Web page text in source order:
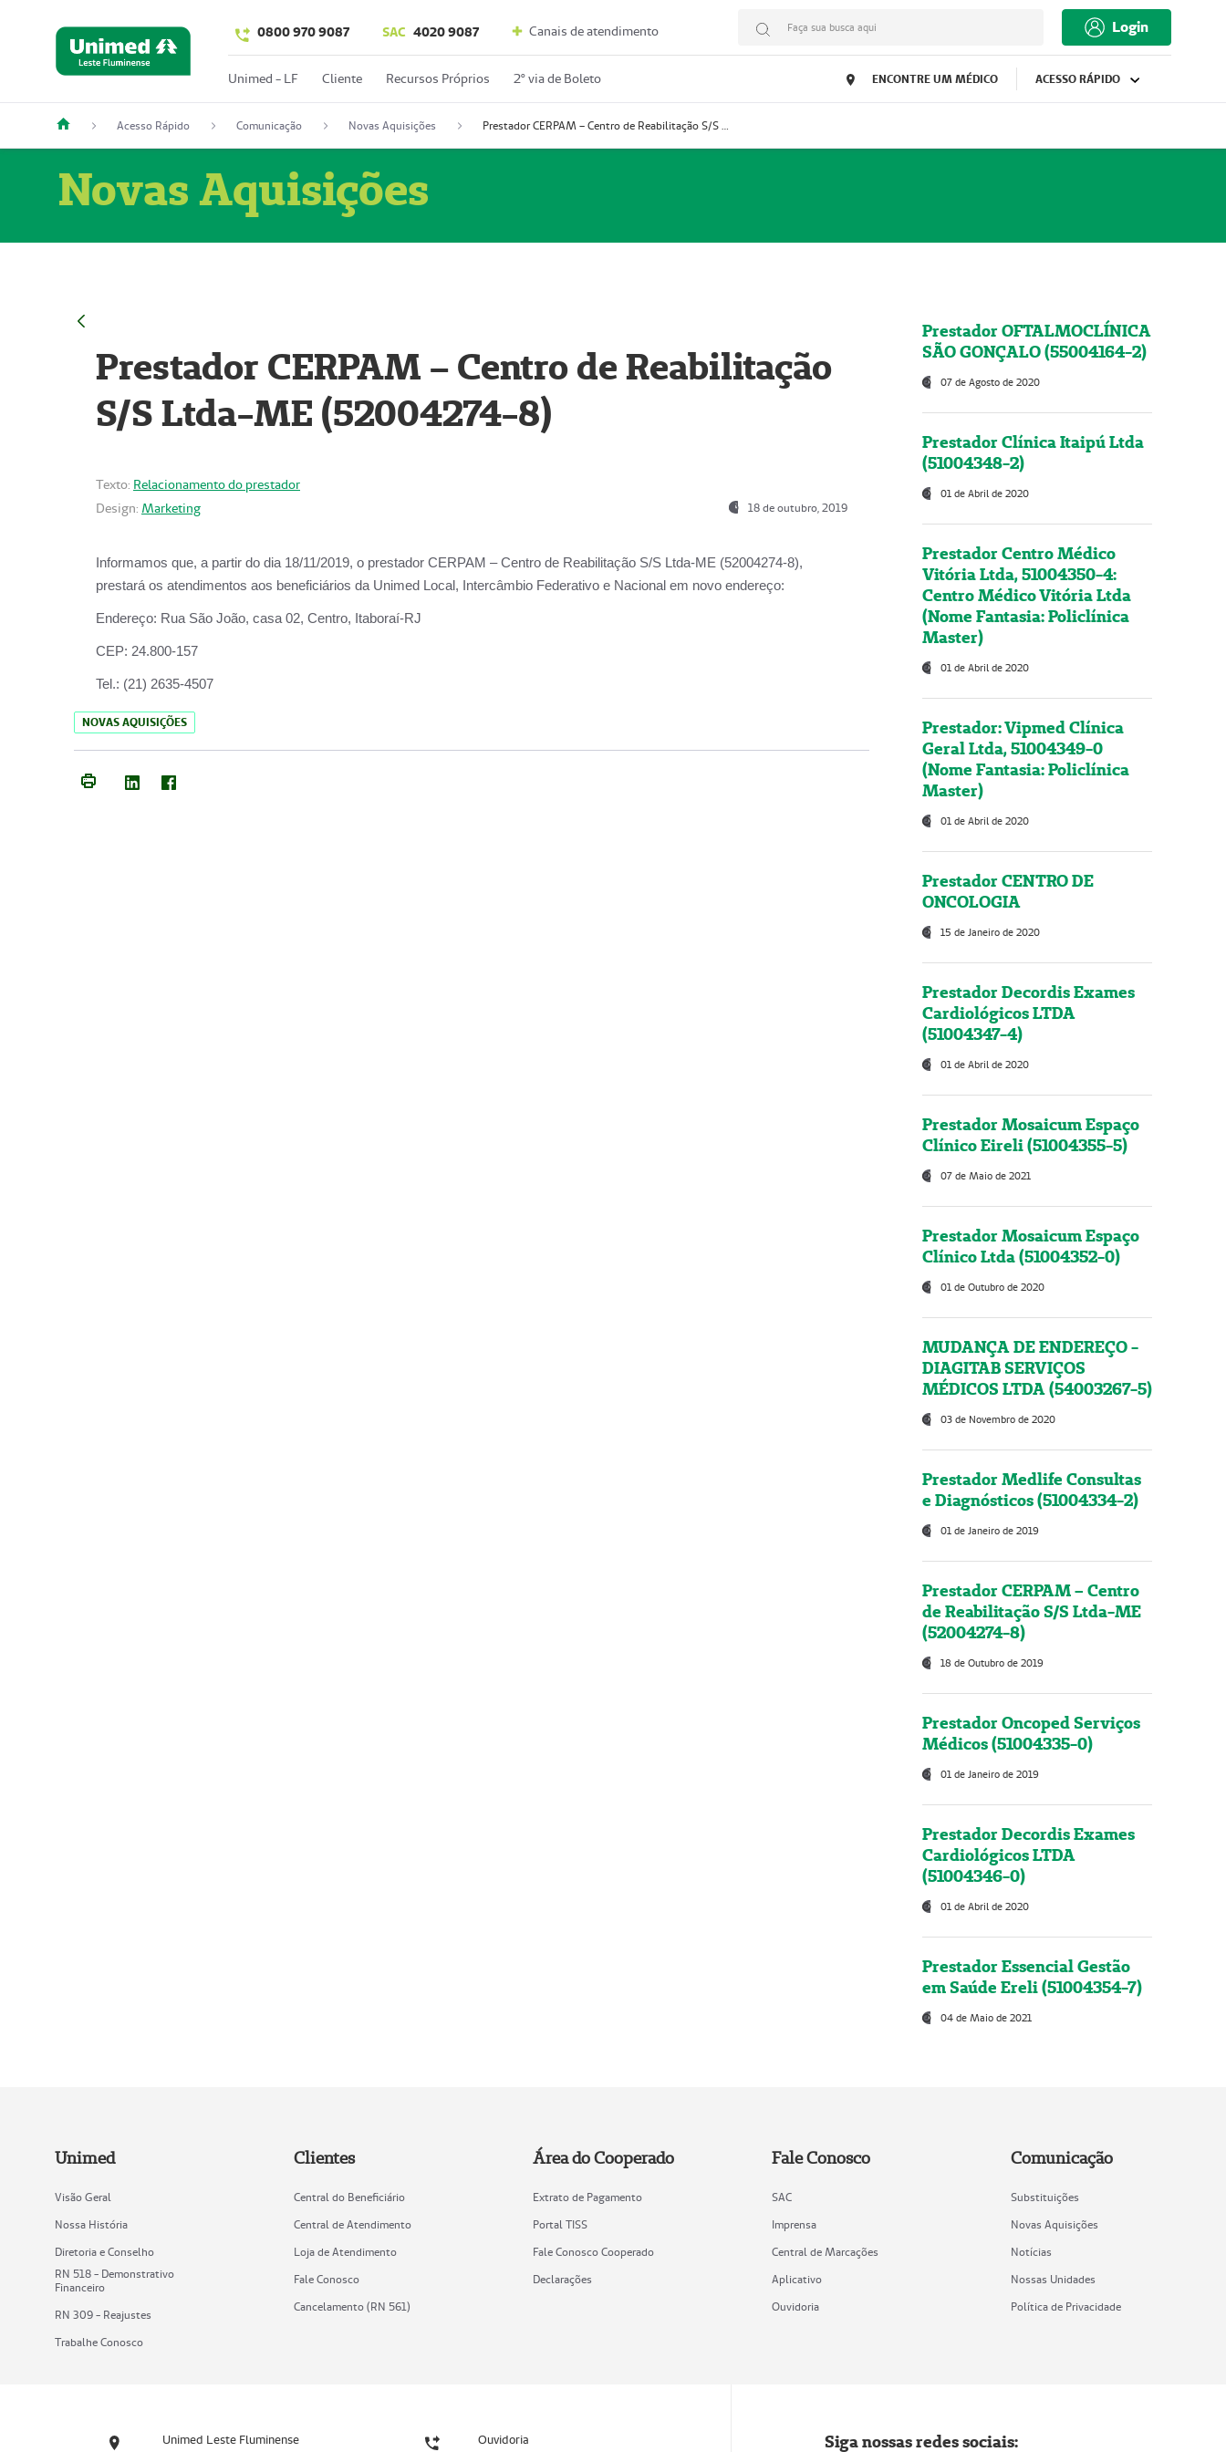
0800 970 9087 SAC 4020 9087 Canais de atendimento Faça sua busca aqui Login
Unimed - LF Cliente Recursos Próprios 2º via de Boleto ENCONTRE UM MÉDICO ACESSO RÁPIDO
Acesso Rápido Comunicação Novas Aquisições Prestador CERPAM – Centro de Reabilitação S/S Ltda-ME (52004274-8)
Novas Aquisições
Prestador CERPAM – Centro de Reabilitação
S/S Ltda-ME (52004274-8)
Texto: Relacionamento do prestador
Design: Marketing 18 de outubro, 2019
Informamos que, a partir do dia 18/11/2019, o prestador CERPAM – Centro de Reabilitação S/S Ltda-ME (52004274-8),
prestará os atendimentos aos beneficiários da Unimed Local, Intercâmbio Federativo e Nacional em novo endereço:
Endereço: Rua São João, casa 02, Centro, Itaboraí-RJ
CEP: 24.800-157
Tel.: (21) 2635-4507
NOVAS AQUISIÇÕES
Prestador OFTALMOCLÍNICA
SÃO GONÇALO (55004164-2)
07 de Agosto de 2020
Prestador Clínica Itaipú Ltda
(51004348-2)
01 de Abril de 2020
Prestador Centro Médico
Vitória Ltda, 51004350-4:
Centro Médico Vitória Ltda
(Nome Fantasia: Policlínica
Master)
01 de Abril de 2020
Prestador: Vipmed Clínica
Geral Ltda, 51004349-0
(Nome Fantasia: Policlínica
Master)
01 de Abril de 2020
Prestador CENTRO DE
ONCOLOGIA
15 de Janeiro de 2020
Prestador Decordis Exames
Cardiológicos LTDA
(51004347-4)
01 de Abril de 2020
Prestador Mosaicum Espaço
Clínico Eireli (51004355-5)
07 de Maio de 2021
Prestador Mosaicum Espaço
Clínico Ltda (51004352-0)
01 de Outubro de 2020
MUDANÇA DE ENDEREÇO -
DIAGITAB SERVIÇOS
MÉDICOS LTDA (54003267-5)
03 de Novembro de 2020
Prestador Medlife Consultas
e Diagnósticos (51004334-2)
01 de Janeiro de 2019
Prestador CERPAM – Centro
de Reabilitação S/S Ltda-ME
(52004274-8)
18 de Outubro de 2019
Prestador Oncoped Serviços
Médicos (51004335-0)
01 de Janeiro de 2019
Prestador Decordis Exames
Cardiológicos LTDA
(51004346-0)
01 de Abril de 2020
Prestador Essencial Gestão
em Saúde Ereli (51004354-7)
04 de Maio de 2021
Unimed
Visão Geral
Nossa História
Diretoria e Conselho
RN 518 - Demonstrativo
Financeiro
RN 309 - Reajustes
Trabalhe Conosco
Clientes
Central do Beneficiário
Central de Atendimento
Loja de Atendimento
Fale Conosco
Cancelamento (RN 561)
Área do Cooperado
Extrato de Pagamento
Portal TISS
Fale Conosco Cooperado
Declarações
Fale Conosco
SAC
Imprensa
Central de Marcações
Aplicativo
Ouvidoria
Comunicação
Substituições
Novas Aquisições
Notícias
Nossas Unidades
Política de Privacidade
Unimed Leste Fluminense Ouvidoria Siga nossas redes sociais: